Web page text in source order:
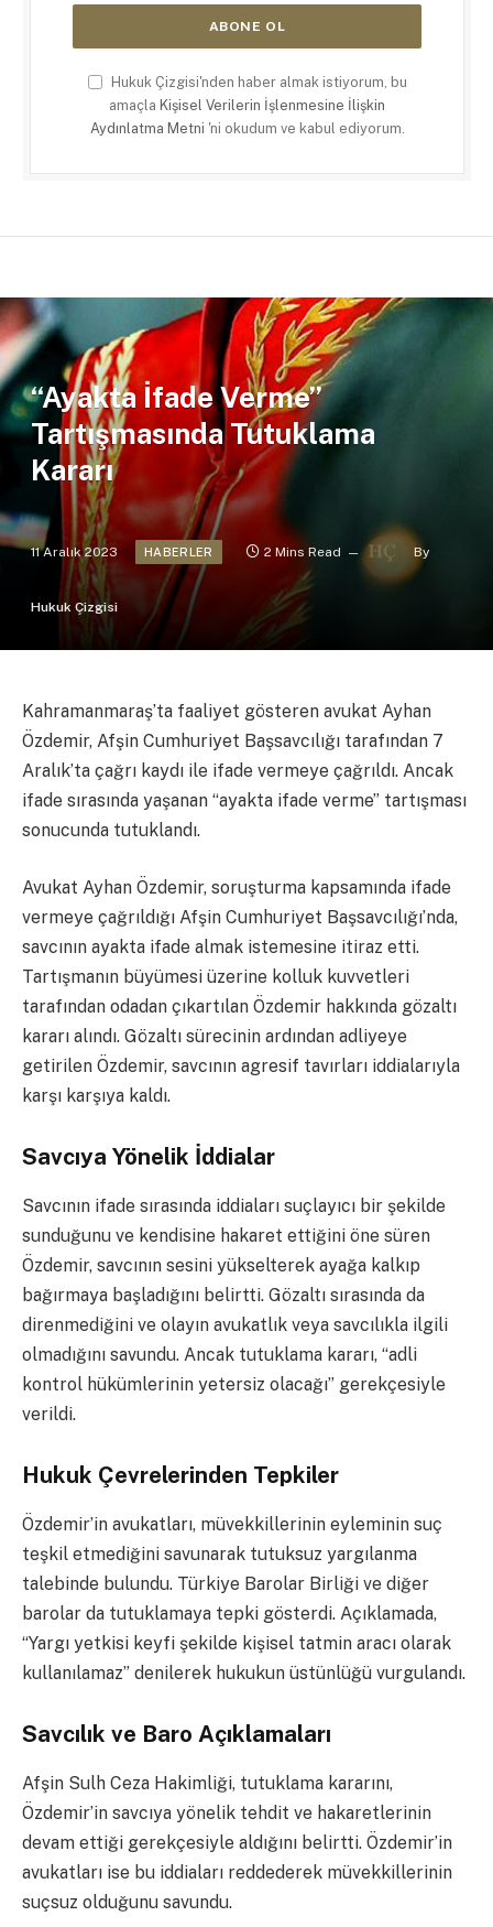
Hukuk Çizgisi'nden haber almak istiyorum, bu
amaçla Kişisel Verilerin İşlenmesine İlişkin
Aydınlatma Metni 'ni okudum ve kabul ediyorum.
“Ayakta İfade Verme”
Tartışmasında Tutuklama
Kararı
11 Aralık 2023 HABERLER 2 Mins Read By
Hukuk Çizgisi
Kahramanmaraş’ta faaliyet gösteren avukat Ayhan
Özdemir, Afşin Cumhuriyet Başsavcılığı tarafından 7
Aralık’ta çağrı kaydı ile ifade vermeye çağrıldı. Ancak
ifade sırasında yaşanan “ayakta ifade verme” tartışması
sonucunda tutuklandı.
Avukat Ayhan Özdemir, soruşturma kapsamında ifade
vermeye çağrıldığı Afşin Cumhuriyet Başsavcılığı’nda,
savcının ayakta ifade almak istemesine itiraz etti.
Tartışmanın büyümesi üzerine kolluk kuvvetleri
tarafından odadan çıkartılan Özdemir hakkında gözaltı
kararı alındı. Gözaltı sürecinin ardından adliyeye
getirilen Özdemir, savcının agresif tavırları iddialarıyla
karşı karşıya kaldı.
Savcıya Yönelik İddialar
Savcının ifade sırasında iddiaları suçlayıcı bir şekilde
sunduğunu ve kendisine hakaret ettiğini öne süren
Özdemir, savcının sesini yükselterek ayağa kalkıp
bağırmaya başladığını belirtti. Gözaltı sırasında da
direnmediğini ve olayın avukatlık veya savcılıkla ilgili
olmadığını savundu. Ancak tutuklama kararı, “adli
kontrol hükümlerinin yetersiz olacağı” gerekçesiyle
verildi.
Hukuk Çevrelerinden Tepkiler
Özdemir’in avukatları, müvekkillerinin eyleminin suç
teşkil etmediğini savunarak tutuksuz yargılanma
talebinde bulundu. Türkiye Barolar Birliği ve diğer
barolar da tutuklamaya tepki gösterdi. Açıklamada,
“Yargı yetkisi keyfi şekilde kişisel tatmin aracı olarak
kullanılamaz” denilerek hukukun üstünlüğü vurgulandı.
Savcılık ve Baro Açıklamaları
Afşin Sulh Ceza Hakimliği, tutuklama kararını,
Özdemir’in savcıya yönelik tehdit ve hakaretlerinin
devam ettiği gerekçesiyle aldığını belirtti. Özdemir’in
avukatları ise bu iddiaları reddederek müvekkillerinin
suçsuz olduğunu savundu.